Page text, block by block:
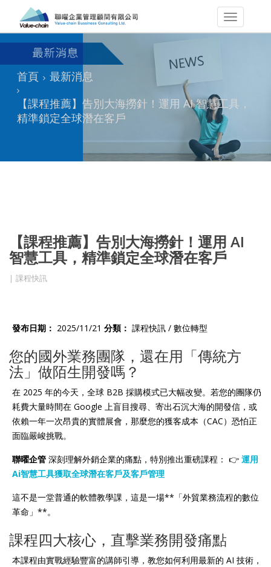
首頁
最新消息
【課程推薦】告別大海撈針！運用 AI 智慧工具，
精準鎖定全球潛在客戶
【課程推薦】告別大海撈針！運用 AI
智慧工具，精準鎖定全球潛在客戶
課程快訊
發布日期： 2025/11/21 分類： 課程快訊 / 數位轉型
您的國外業務團隊，還在用「傳統方
法」做陌生開發嗎？
在 2025 年的今天，全球 B2B 採購模式已大幅改變。若您的團隊仍
耗費大量時間在 Google 上盲目搜尋、寄出石沉大海的開發信，或
依賴一年一次昂貴的實體展會，那麼您的獲客成本（CAC）恐怕正
面臨嚴峻挑戰。
聯曜企管 深刻理解外銷企業的痛點，特別推出重磅課程： 👉 運用
Ai智慧工具獲取全球潛在客戶及客戶管理
這不是一堂普通的軟體教學課，這是一場**「外貿業務流程的數位
革命」**。
課程四大核心，直擊業務開發痛點
本課程由實戰經驗豐富的講師引導，教您如何利用最新的 AI 技術，